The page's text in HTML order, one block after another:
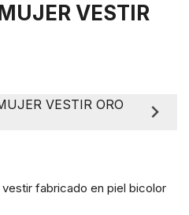
VESTIR
fabricado en piel bicolor